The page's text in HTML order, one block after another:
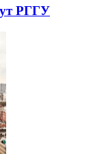
РГГУ